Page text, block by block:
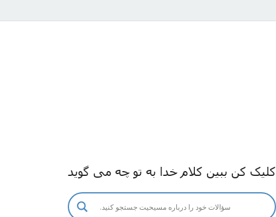
کلیک کن ببین کلام خدا به تو چه می گوید